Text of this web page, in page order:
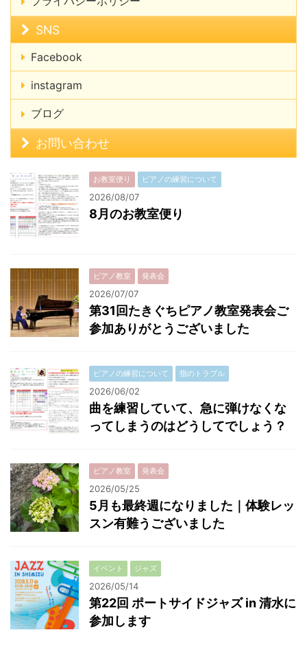
SNS
Facebook
instagram
ブログ
お問い合わせ
お教室便り ピアノの練習について
2026/08/07
8月のお教室便り
ピアノ教室 発表会
2026/07/07
第31回たきぐちピアノ教室発表会ご
参加ありがとうございました
ピアノの練習について 指のトラブル
2026/06/02
曲を練習していて、急に弾けなくな
ってしまうのはどうしてでしょう？
ピアノ教室 発表会
2026/05/25
5月も最終週になりました｜体験レッ
スン有難うございました
イベント ジャズ
2026/05/14
第22回 ポートサイドジャズ in 清水に
参加します